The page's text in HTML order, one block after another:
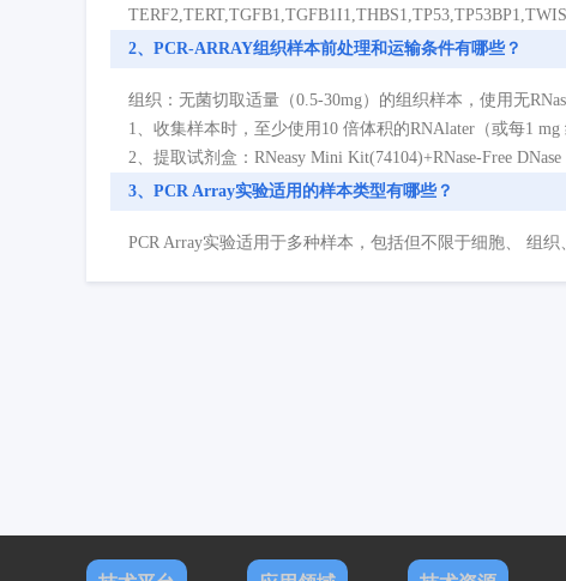
2、PCR-ARRAY组织样本前处理和运输条件有哪些？
组织：无菌切取适量（0.5-30mg）的组织样本，使用无
1、收集样本时，至少使用10 倍体积的RNAlater（或每1
2、提取试剂盒：RNeasy Mini Kit(74104)+RNase-Free DNase
3、PCR Array实验适用的样本类型有哪些？
PCR Array实验适用于多种样本，包括但不限于细胞、 组